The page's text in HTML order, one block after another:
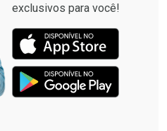
exclusivos para você!